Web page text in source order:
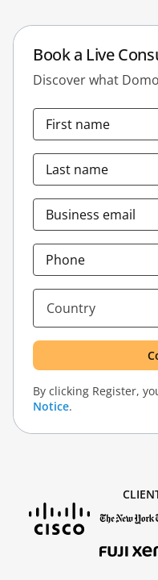
Book a Live
Discover what
First name
Last name
Business email
Phone
By clicking Register,
Notice.